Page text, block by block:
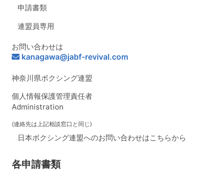
申請書類
連盟員専用
お問い合わせは
kanagawa@jabf-revival.com
神奈川県ボクシング連盟
個人情報保護管理責任者
Administration
(連絡先は上記相談窓口と同じ)
日本ボクシング連盟へのお問い合わせはこちらから
各申請書類